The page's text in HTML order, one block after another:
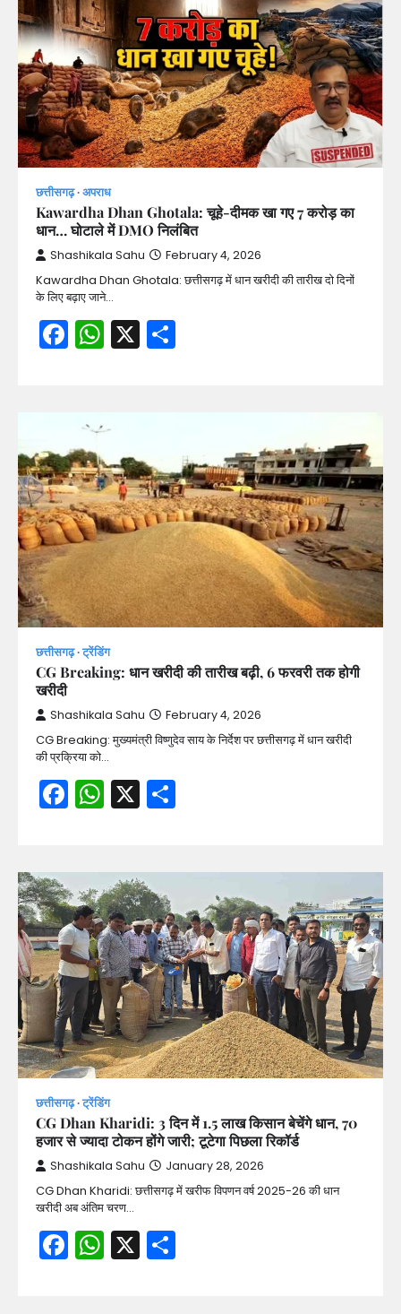
छत्तीसगढ़ अपराध
Kawardha Dhan Ghotala: चूहे-दीमक खा गए 7 करोड़ का
धान… घोटाले में DMO निलंबित
Shashikala Sahu February 4, 2026
Kawardha Dhan Ghotala: छत्तीसगढ़ में धान खरीदी की तारीख दो दिनों
के लिए बढ़ाए जाने…
Facebook
WhatsApp
X
छत्तीसगढ़ ट्रेंडिंग
CG Breaking: धान खरीदी की तारीख बढ़ी, 6 फरवरी तक होगी
खरीदी
Shashikala Sahu February 4, 2026
CG Breaking: मुख्यमंत्री विष्णुदेव साय के निर्देश पर छत्तीसगढ़ में धान खरीदी
की प्रक्रिया को…
Facebook
WhatsApp
X
छत्तीसगढ़ ट्रेंडिंग
CG Dhan Kharidi: 3 दिन में 1.5 लाख किसान बेचेंगे धान, 70
हजार से ज्यादा टोकन होंगे जारी; टूटेगा पिछला रिकॉर्ड
Shashikala Sahu January 28, 2026
CG Dhan Kharidi: छत्तीसगढ़ में खरीफ विपणन वर्ष 2025-26 की धान
खरीदी अब अंतिम चरण…
Facebook
WhatsApp
X